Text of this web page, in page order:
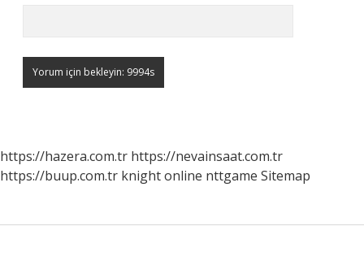
https://hazera.com.tr https://nevainsaat.com.tr
https://buup.com.tr knight online nttgame Sitemap